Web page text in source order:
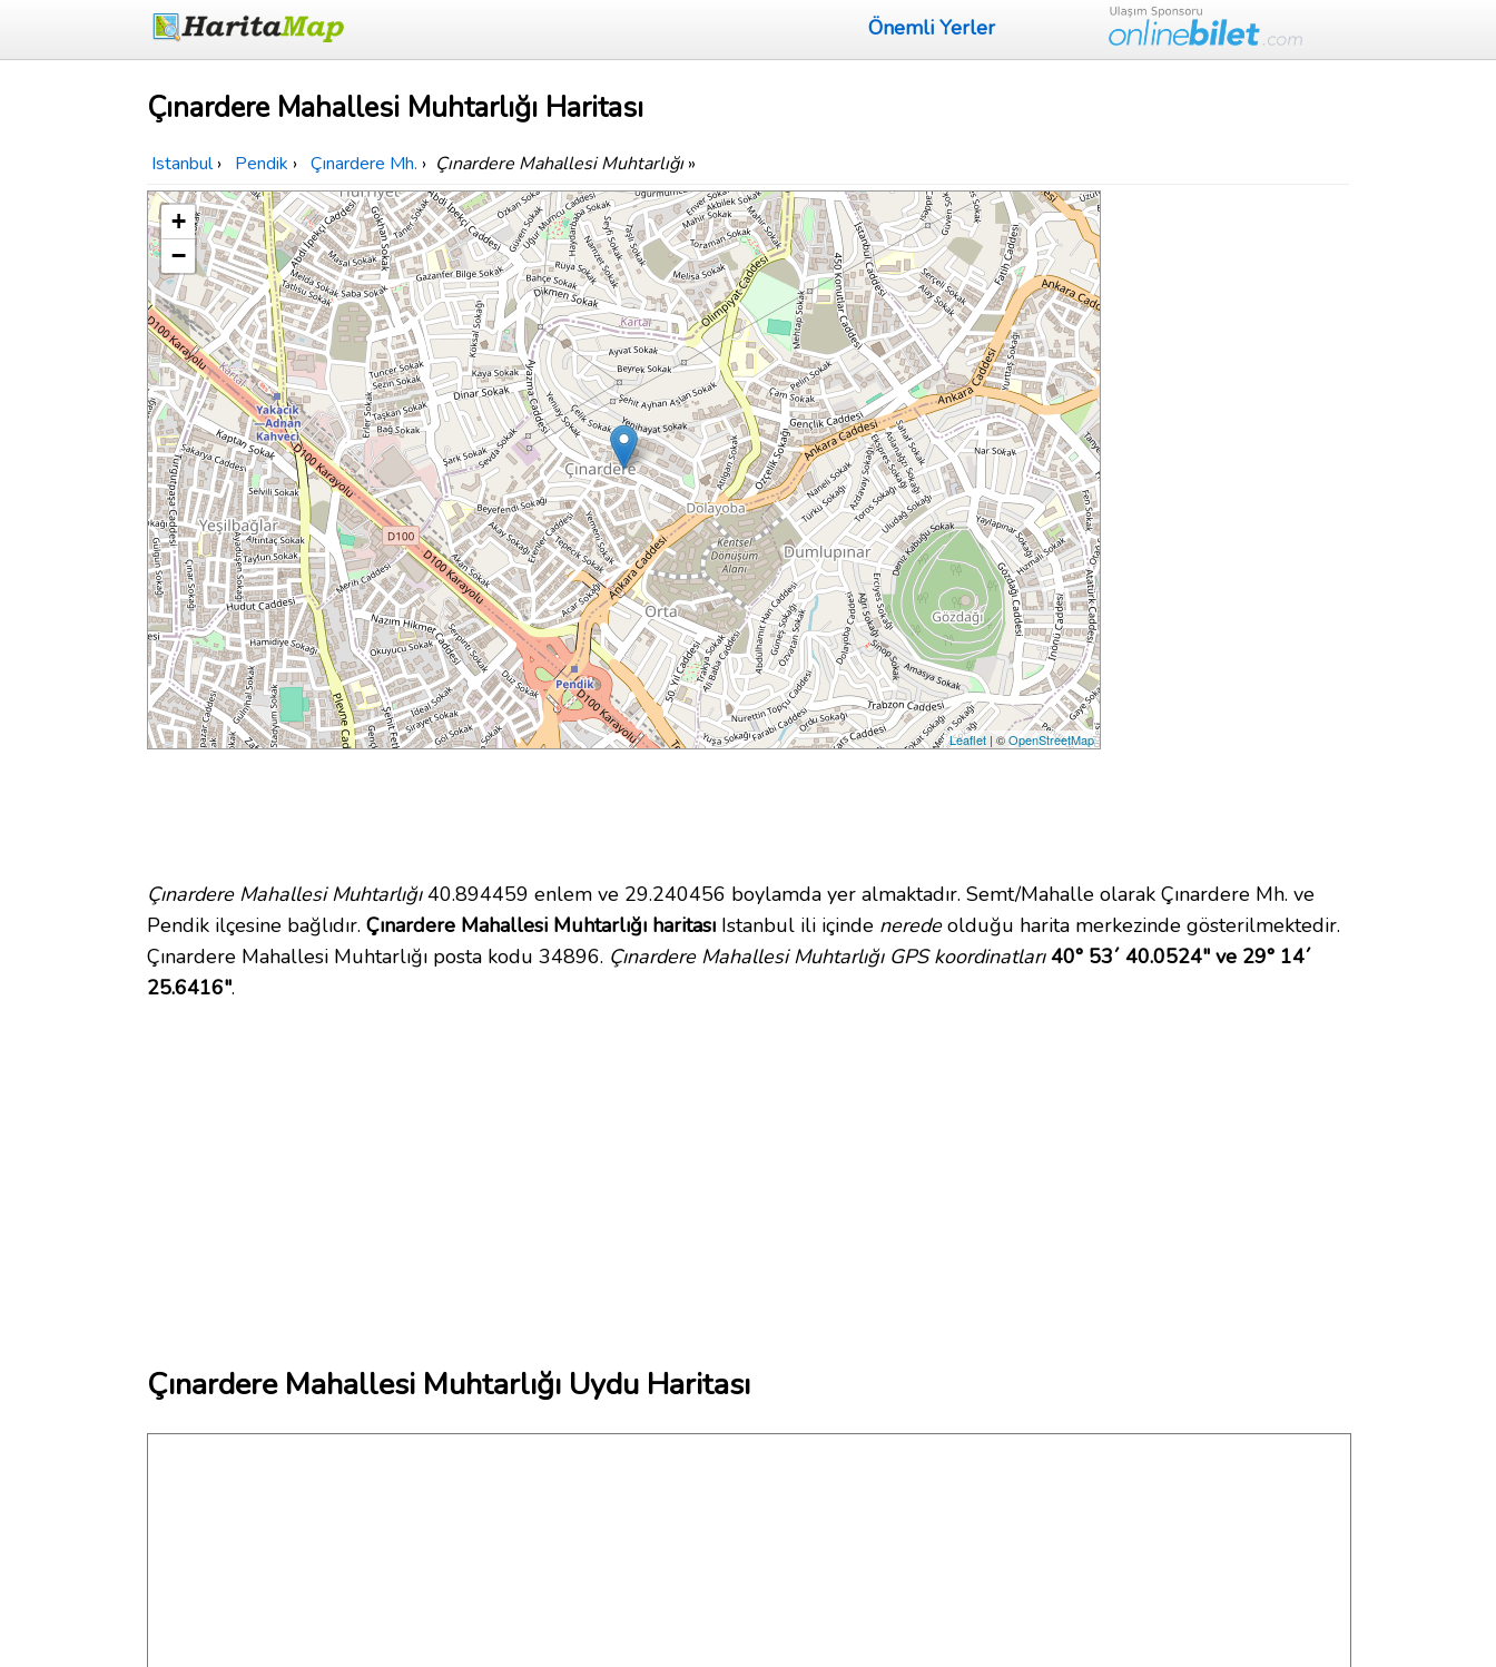
Önemli Yerler
Çınardere Mahallesi Muhtarlığı Haritası
Istanbul › Pendik › Çınardere Mh. › Çınardere Mahallesi Muhtarlığı»
+
−
Leaflet | ©OpenStreetMap
Çınardere Mahallesi Muhtarlığı40.894459 enlem ve 29.240456 boylamda yer almaktadır. Semt/Mahalle olarak Çınardere Mh. ve
Pendik ilçesine bağlıdır. Çınardere Mahallesi Muhtarlığı haritası Istanbul ili içinde neredeolduğu harita merkezinde gösterilmektedir.
Çınardere Mahallesi Muhtarlığı posta kodu 34896. Çınardere Mahallesi Muhtarlığı GPS koordinatları 40° 53´ 40.0524" ve 29° 14´
25.6416".
Çınardere Mahallesi Muhtarlığı Uydu Haritası